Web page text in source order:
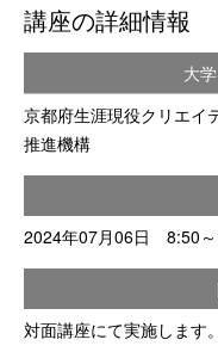
講座の詳細情報
大
京都府生涯現役クリエイ
推進機構
2024年07月06日 8:50
対面講座にて実施します。